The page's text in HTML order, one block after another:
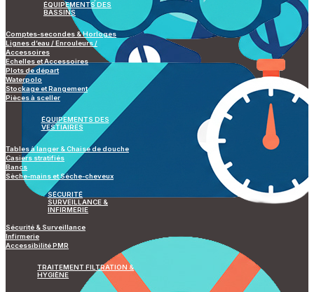
ÉQUIPEMENTS DES
BASSINS
Comptes-secondes & Horloges
Lignes d’eau / Enrouleurs /
Accessoires
Echelles et Accessoires
Plots de départ
Waterpolo
Stockage et Rangement
Pièces à sceller
ÉQUIPEMENTS DES
VESTIAIRES
Tables à langer & Chaise de douche
Casiers stratifiés
Bancs
Sèche-mains et Sèche-cheveux
SÉCURITÉ
SURVEILLANCE &
INFIRMERIE
Sécurité & Surveillance
Infirmerie
Accessibilité PMR
TRAITEMENT FILTRATION &
HYGIÈNE